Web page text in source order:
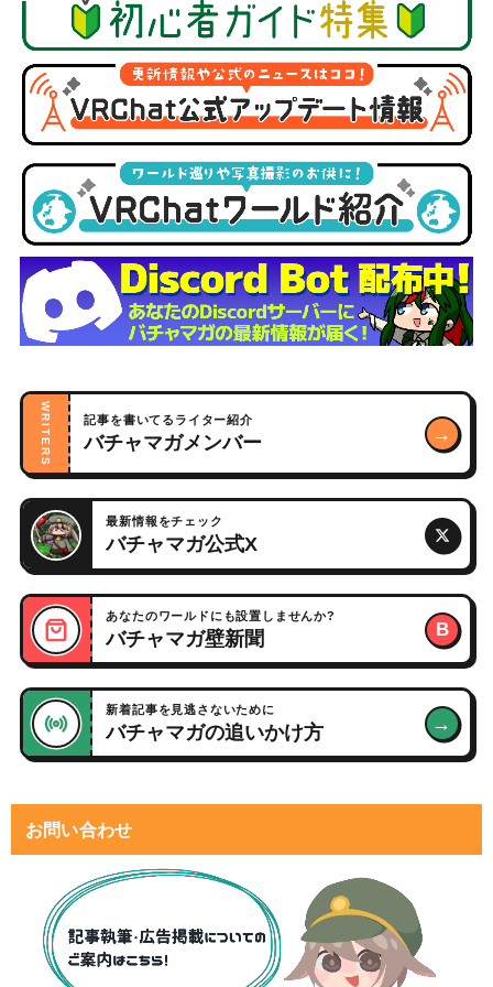
WRITERS 記事を書いてるライター紹介
バチャマガメンバー →
最新情報をチェック
バチャマガ公式X
あなたのワールドにも設置しませんか?
バチャマガ壁新聞 B
新着記事を見逃さないために
バチャマガの追いかけ方 →
お問い合わせ